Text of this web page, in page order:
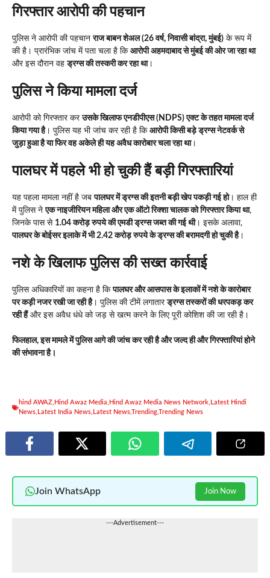
गिरफ्तार आरोपी की पहचान
पुलिस ने आरोपी की पहचानराज बाबन शेअल (26 वर्ष, निवासी बांद्रा, मुंबई) के रूप में
की है। प्रारंभिक जांच में पता चला है कि आरोपी अहमदाबाद से मुंबई की ओर जा रहा था
और इस दौरान वहड्रग्स की तस्करी कर रहा था।
पुलिस ने किया मामला दर्ज
आरोपी को गिरफ्तार करउसके खिलाफ एनडीपीएस (NDPS) एक्ट के तहत मामला दर्ज
किया गया है। पुलिस यह भी जांच कर रही है कि आरोपी किसी बड़े ड्रग्स नेटवर्क से
जुड़ा हुआ है या फिर वह अकेले ही यह अवैध कारोबार चला रहा था।
पालघर में पहले भी हो चुकी हैं बड़ी गिरफ्तारियां
यह पहला मामला नहीं है जबपालघर में ड्रग्स की इतनी बड़ी खेप पकड़ी गई हो। हाल ही
में पुलिस नेएक नाइजीरियन महिला और एक ऑटो रिक्शा चालक को गिरफ्तार किया था,
जिनके पास से 1.04 करोड़ रुपये की एमडी ड्रग्स जब्त की गई थी। इसके अलावा,
पालघर के बोईसर इलाके में भी 2.42 करोड़ रुपये के ड्रग्स की बरामदगी हो चुकी है।
नशे के खिलाफ पुलिस की सख्त कार्रवाई
पुलिस अधिकारियों का कहना है किपालघर और आसपास के इलाकों में नशे के कारोबार
पर कड़ी नजर रखी जा रही है। पुलिस की टीमें लगातारड्रग्स तस्करों की धरपकड़ कर
रही हैंऔर इस अवैध धंधे को जड़ से खत्म करने के लिए पूरी कोशिश की जा रही है।
फिलहाल, इस मामले में पुलिस आगे की जांच कर रही है और जल्द ही और गिरफ्तारियां होने
की संभावना है।
hind AWAZ, Hind Awaz Media, Hind Awaz Media News Network, Latest Hindi
News, Latest India News, Latest News, Trending, Trending News
Join WhatsApp Join Now
---Advertisement---